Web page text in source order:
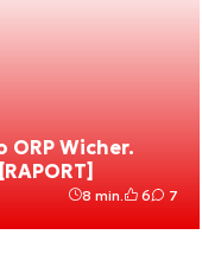
ORP Wicher.
8 min. 6 7